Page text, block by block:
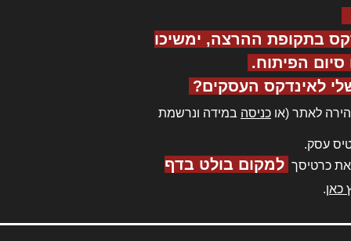
בתקופת ההרצה, ימשיכו
הפיתוח.
לאינדקס העסקים?
לאתר (או כניסה במידה ונרשמת
עסק.
כרטיסך למקום בולט בדף
כאן.